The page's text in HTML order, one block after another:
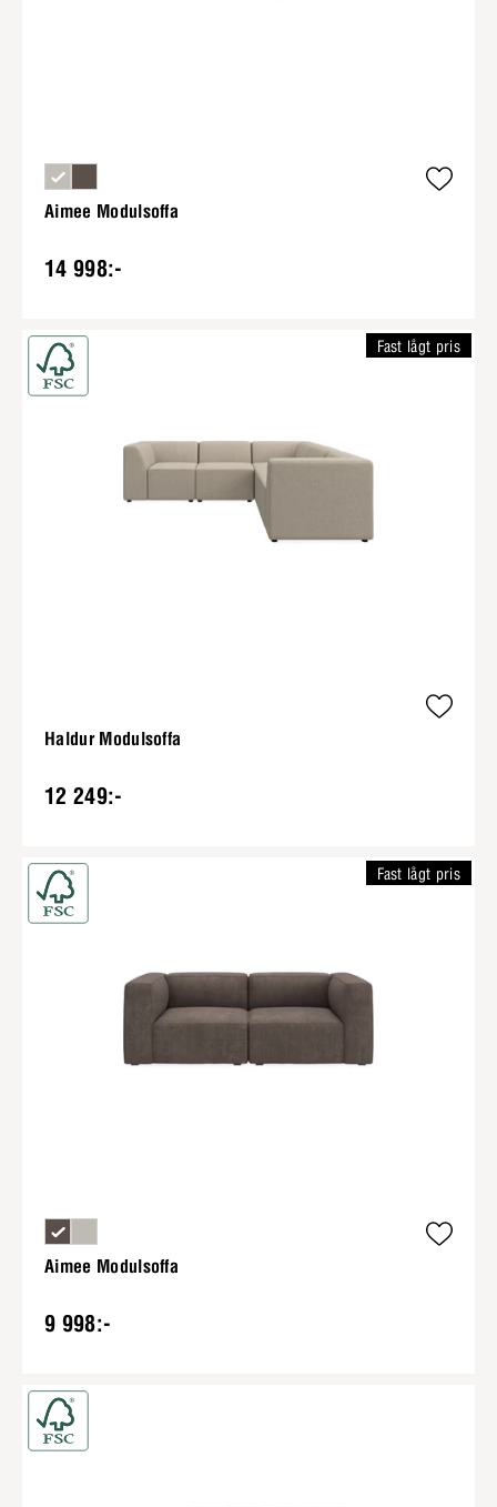
Aimee Modulsoffa
14 998:-
Haldur Modulsoffa
12 249:-
Fast lågt pris
Aimee Modulsoffa
9 998:-
Fast lågt pris